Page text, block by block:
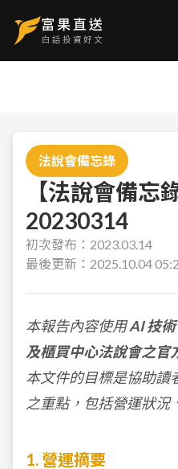
法說會備忘錄
【法說會備忘
20230314
初次發布： 2023.03.14
最後更新： 2025.10.04
本報告內容使用AI 技術
及櫃買中心法說會之官
本文件的目標是協助讀
之重點，包括營運狀況
1. 營運摘要